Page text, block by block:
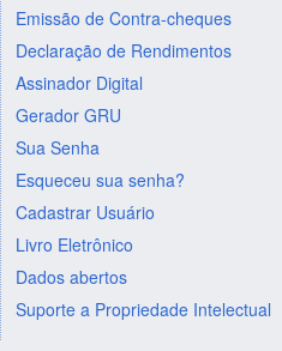
Emissão de Contra-cheques
Declaração de Rendimentos
Assinador Digital
Gerador GRU
Sua Senha
Esqueceu sua senha?
Cadastrar Usuário
Livro Eletrônico
Dados abertos
Suporte a Propriedade Intelectual